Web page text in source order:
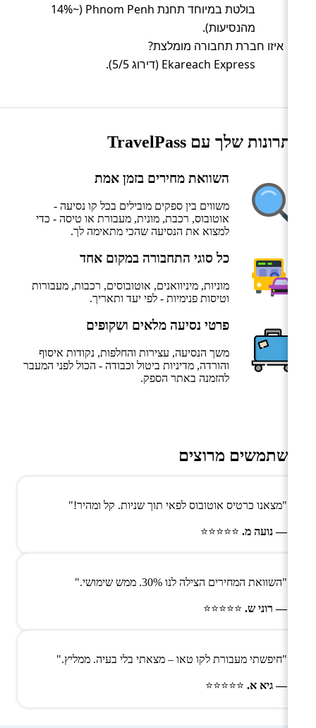
בולטת במיוחד תחנת Phnom Penh (~14%
מהנסיעות).
איזו חברת תחבורה מומלצת?
Ekareach Express (דירוג 5/5).
היתרונות שלך עם TravelPass
השוואת מחירים בזמן אמת
משווים בין ספקים מובילים בכל קו נסיעה -
אוטובוס, רכבת, מונית, מעבורת או טיסה - כדי
למצוא את הנסיעה שהכי מתאימה לך.
כל סוגי התחבורה במקום אחד
מוניות, מיניוואנים, אוטובוסים, רכבות, מעבורות
וטיסות פנימיות - לפי יעד ותאריך.
פרטי נסיעה מלאים ושקופים
משך הנסיעה, עצירות והחלפות, נקודות איסוף
והורדה, מדיניות ביטול וכבודה - הכול לפני המעבר
להזמנה באתר הספק.
משתמשים מרוצים
"מצאנו כרטיס אוטובוס לפאי תוך שניות. קל ומהיר!"
— נועה מ. ⭐⭐⭐⭐⭐
"השוואת המחירים הצילה לנו 30%. ממש שימושי."
— רוני ש. ⭐⭐⭐⭐⭐
"חיפשתי מעבורת לקו טאו – מצאתי בלי בעיה. ממליץ."
— גיא א. ⭐⭐⭐⭐⭐